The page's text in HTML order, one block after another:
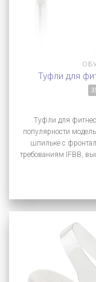
Туфли для
Туфли для
популярности
шпильке с
требованиям IFBB,